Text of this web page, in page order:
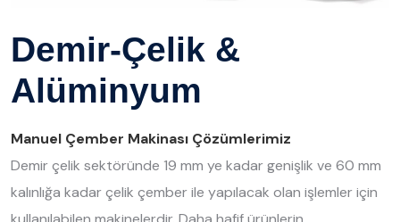
Demir-Çelik &
Alüminyum
Manuel Çember Makinası Çözümlerimiz
Demir çelik sektöründe 19 mm ye kadar genişlik ve 60 mm
kalınlığa kadar çelik çember ile yapılacak olan işlemler için